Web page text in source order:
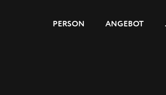
PERSON ANGEBOT